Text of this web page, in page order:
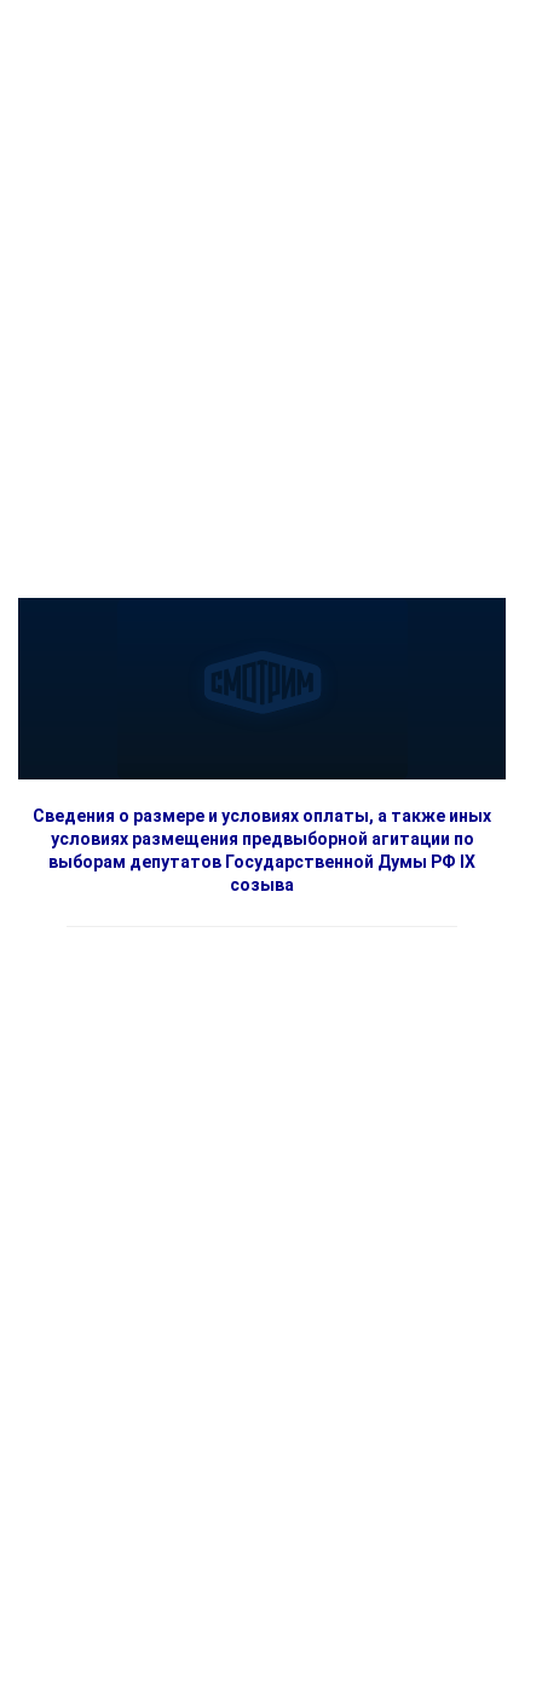
Сведения о размере и условиях оплаты, а также иных
условиях размещения предвыборной агитации по
выборам депутатов Государственной Думы РФ IX
созыва